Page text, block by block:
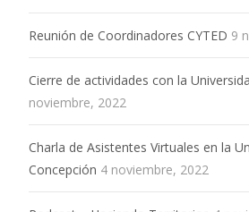
Reunión de Coordinadores CYTED 9
Cierre de actividades con la
noviembre, 2022
Charla de Asistentes Virtuales en la
Concepción 4 noviembre, 2022